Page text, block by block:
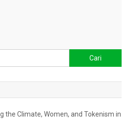
untuk:
the Climate, Women, and Tokenism in